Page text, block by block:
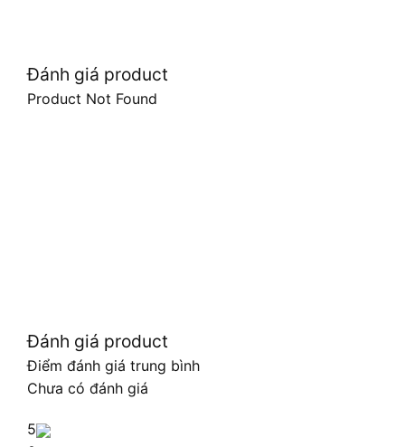
Đánh giá product
Product Not Found
Đánh giá product
Điểm đánh giá trung bình
Chưa có đánh giá
5